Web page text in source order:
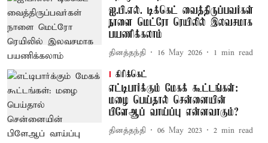
ஐ.பி.எல். டிக்கெட் வைத்திருப்பவர்கள்
நாளை மெட்ரோ ரெயிலில் இலவசமாக
பயணிக்கலாம்
தினத்தந்தி 16 May 2026 1 min read
கிரிக்கெட்
எட்டிபார்க்கும் மேகக் கூட்டங்கள்:
மழை பெய்தால் சென்னையின்
பிளேஆப் வாய்ப்பு என்னவாகும்?
தினத்தந்தி 06 May 2023 2 min read